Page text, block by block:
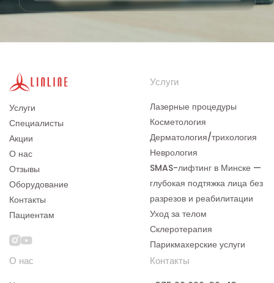
Услуги
Специалисты
Акции
О нас
Отзывы
Оборудование
Контакты
Пациентам
Услуги
Лазерные процедуры
Косметология
Дерматология/трихология
Неврология
SMAS-лифтинг в Минске —
глубокая подтяжка лица без
разрезов и реабилитации
Уход за телом
Склеротерапия
Парикмахерские услуги
О нас Контакты